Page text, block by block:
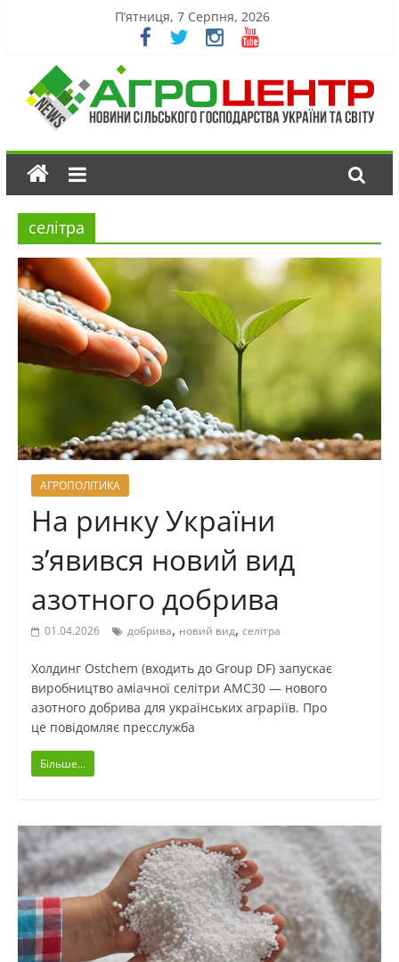
П’ятниця, 7 Серпня, 2026
селітра
АГРОПОЛІТИКА
На ринку України
з’явився новий вид
азотного добрива
01.04.2026 добрива, новий вид, селітра
Холдинг Ostchem (входить до Group DF) запускає
виробництво аміачної селітри АМС30 — нового
азотного добрива для українських аграріїв. Про
це повідомляє пресслужба
Більше...